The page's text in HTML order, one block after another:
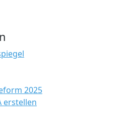
2025
erstellen